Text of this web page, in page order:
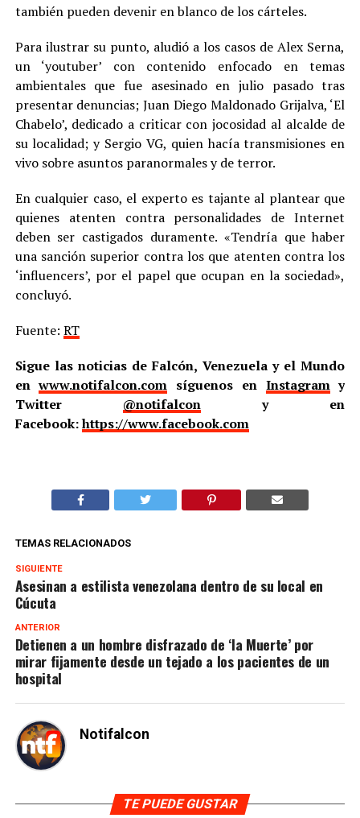
también pueden devenir en blanco de los cárteles.
Para ilustrar su punto, aludió a los casos de Alex Serna,
un ‘youtuber’ con contenido enfocado en temas
ambientales que fue asesinado en julio pasado tras
presentar denuncias; Juan Diego Maldonado Grijalva, ‘El
Chabelo’, dedicado a criticar con jocosidad al alcalde de
su localidad; y Sergio VG, quien hacía transmisiones en
vivo sobre asuntos paranormales y de terror.
En cualquier caso, el experto es tajante al plantear que
quienes atenten contra personalidades de Internet
deben ser castigados duramente. «Tendría que haber
una sanción superior contra los que atenten contra los
‘influencers’, por el papel que ocupan en la sociedad»,
concluyó.
Fuente: RT
Sigue las noticias de Falcón, Venezuela y el Mundo
enwww.notifalcon.com síguenos en Instagramy
Twitter @notifalcony en
Facebook:https://www.facebook.com
TEMAS RELACIONADOS
SIGUIENTE
Asesinan a estilista venezolana dentro de su local en
Cúcuta
ANTERIOR
Detienen a un hombre disfrazado de ‘la Muerte’ por
mirar fijamente desde un tejado a los pacientes de un
hospital
Notifalcon
TE PUEDE GUSTAR